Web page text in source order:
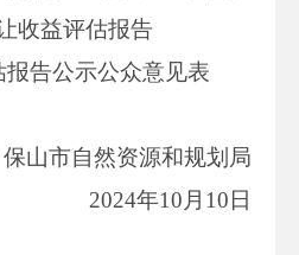
收益评估报告
告公示公众意见表
保山市自然资源和规划局
2024年10月10日